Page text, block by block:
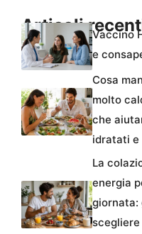
Articoli
Vaccino
e
Cosa
molto
che
idratati e
La
energia
giornata: